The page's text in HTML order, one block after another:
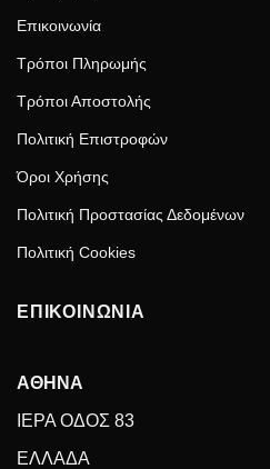
Επικοινωνία
Τρόποι Πληρωμής
Τρόποι Αποστολής
Πολιτική Επιστροφών
Όροι Χρήσης
Πολιτική Προστασίας Δεδομένων
Πολιτική Cookies
ΕΠΙΚΟΙΝΩΝΙΑ
ΑΘΗΝΑ
ΙΕΡΑ ΟΔΟΣ 83
ΕΛΛΑΔΑ